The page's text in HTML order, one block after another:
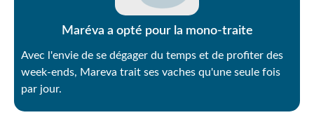
Maréva a opté pour la mono-traite
Avec l'envie de se dégager du temps et de profiter des
week-ends, Mareva trait ses vaches qu'une seule fois
par jour.